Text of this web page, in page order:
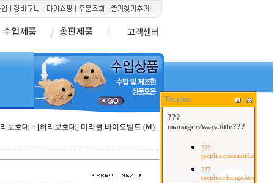
보호대 > [허리보호대] 미라클 바이오벨트 (M)
Tocplus